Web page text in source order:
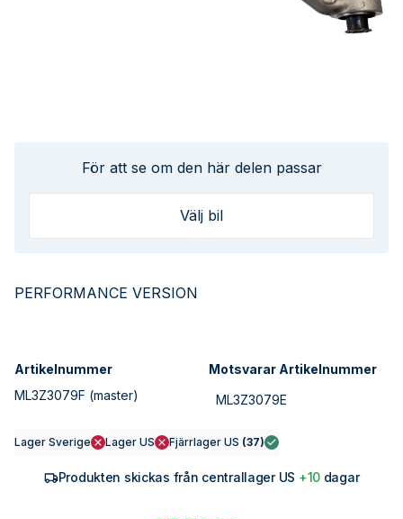
För att se om den här delen passar
Välj bil
PERFORMANCE VERSION
Artikelnummer
ML3Z3079F (master)
Motsvarar Artikelnummer
ML3Z3079E
Lager Sverige Lager US Fjärrlager US (37)
Produkten skickas från centrallager US +10 dagar